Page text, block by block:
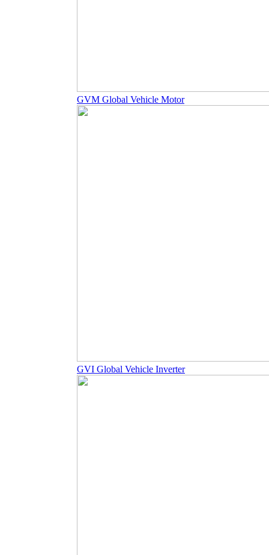
GVM Global Vehicle Motor
GVI Global Vehicle Inverter